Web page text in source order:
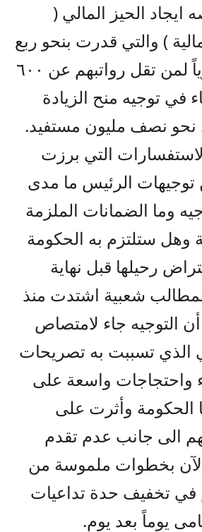
الحيز المالي (
) والتي قدرت بنحو ربع
مليار دينار سنوياً لمن تقل رواتبهم عن ٦٠٠
في توجيه منح الزيادة
نصف مليون مستفيد.
التي برزت
توجيهات الرئيس ما مدى
وما الضمانات الملزمة
وهل ستلتزم به الحكومة
رحيلها قبل نهاية
لمطالب شعبية اشتدت منذ
التوجيه جاء لامتصاص
الذي تسببت به تصريحات
واحتجاجات واسعة على
الحكومة وأثرت على
الى جانب عدم تقدم
بخطوات ملموسة من
في تخفيف حدة تداعيات
يوماً بعد يوم.